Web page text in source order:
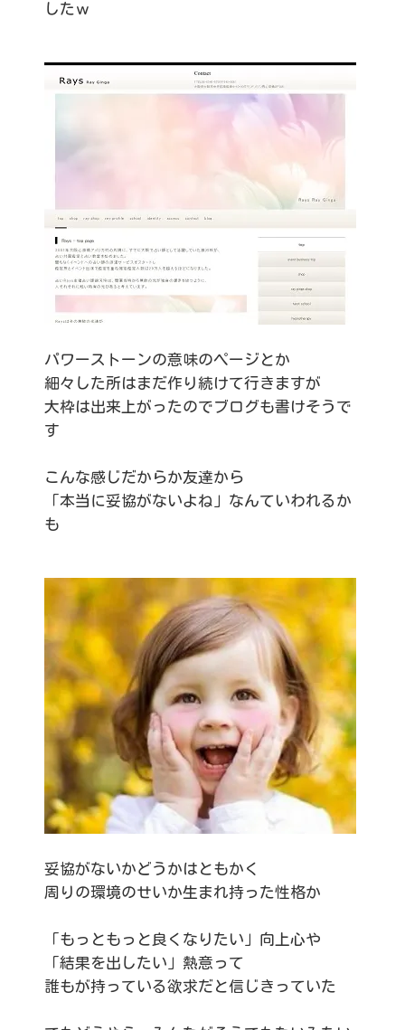
したｗ
パワーストーンの意味のページとか
細々した所はまだ作り続けて行きますが
大枠は出来上がったのでブログも書けそうで
す
こんな感じだからか友達から
「本当に妥協がないよね」なんていわれるか
も
妥協がないかどうかはともかく
周りの環境のせいか生まれ持った性格か
「もっともっと良くなりたい」向上心や
「結果を出したい」熱意って
誰もが持っている欲求だと信じきっていた